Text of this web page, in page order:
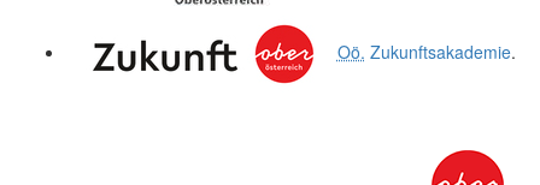
Oö. Zukunftsakademie.